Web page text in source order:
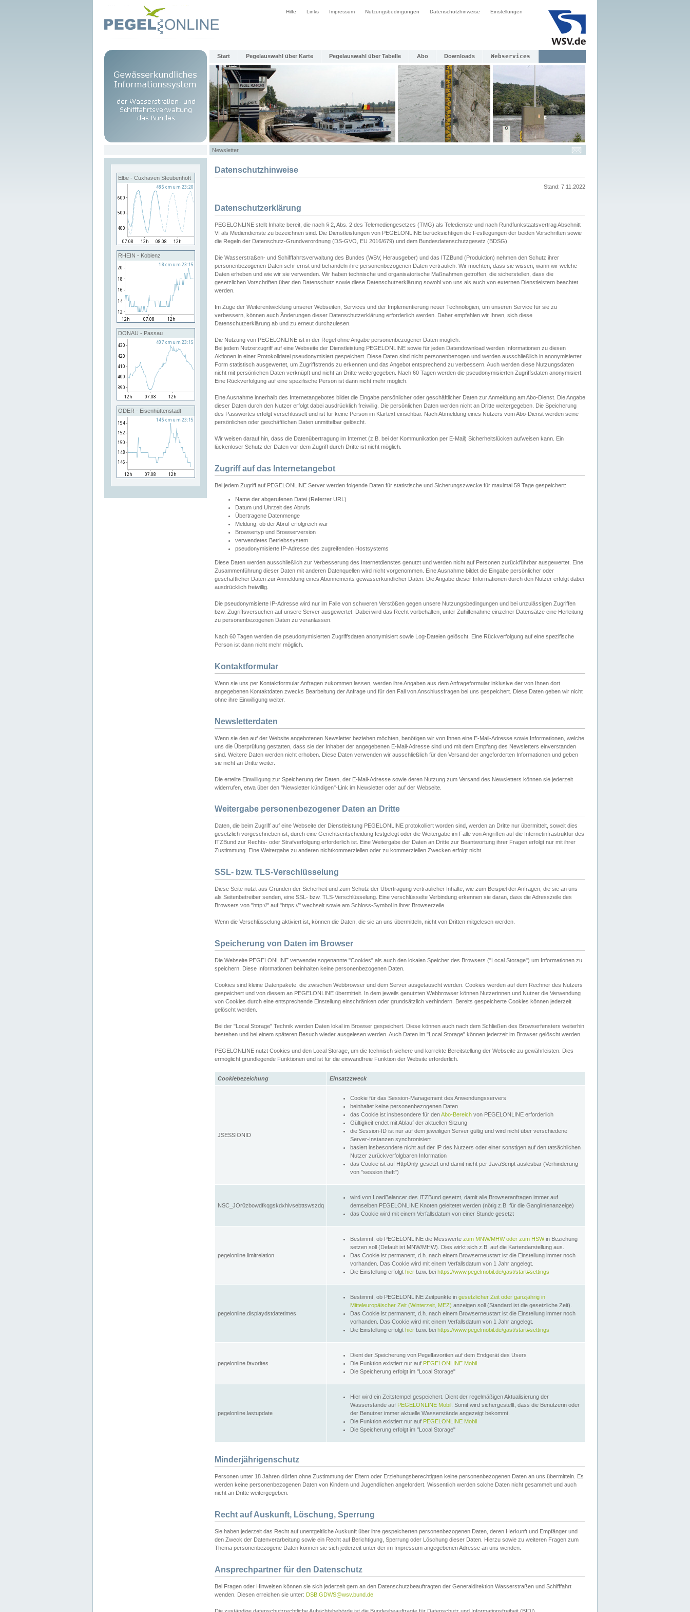
Hilfe Links Impressum Nutzungsbedingungen Datenschutzhinweise Einstellungen
Start Pegelauswahl über Karte Pegelauswahl über Tabelle Abo Downloads Webservices
Newsletter
Elbe - Cuxhaven Steubenhöft
RHEIN - Koblenz
DONAU - Passau
ODER - Eisenhüttenstadt
Datenschutzhinweise
Stand: 7.11.2022
Datenschutzerklärung
PEGELONLINE stellt Inhalte bereit, die nach § 2, Abs. 2 des Telemediengesetzes (TMG) als Teledienste und nach Rundfunkstaatsvertrag Abschnitt
VI als Mediendienste zu bezeichnen sind. Die Dienstleistungen von PEGELONLINE berücksichtigen die Festlegungen der beiden Vorschriften sowie
die Regeln der Datenschutz-Grundverordnung (DS-GVO, EU 2016/679) und dem Bundesdatenschutzgesetz (BDSG).
Die Wasserstraßen- und Schifffahrtsverwaltung des Bundes (WSV, Herausgeber) und das ITZBund (Produktion) nehmen den Schutz ihrer
personenbezogenen Daten sehr ernst und behandeln ihre personenbezogenen Daten vertraulich. Wir möchten, dass sie wissen, wann wir welche
Daten erheben und wie wir sie verwenden. Wir haben technische und organisatorische Maßnahmen getroffen, die sicherstellen, dass die
gesetzlichen Vorschriften über den Datenschutz sowie diese Datenschutzerklärung sowohl von uns als auch von externen Dienstleistern beachtet
werden.
Im Zuge der Weiterentwicklung unserer Webseiten, Services und der Implementierung neuer Technologien, um unseren Service für sie zu
verbessern, können auch Änderungen dieser Datenschutzerklärung erforderlich werden. Daher empfehlen wir Ihnen, sich diese
Datenschutzerklärung ab und zu erneut durchzulesen.
Die Nutzung von PEGELONLINE ist in der Regel ohne Angabe personenbezogener Daten möglich.
Bei jedem Nutzerzugriff auf eine Webseite der Dienstleistung PEGELONLINE sowie für jeden Datendownload werden Informationen zu diesen
Aktionen in einer Protokolldatei pseudonymisiert gespeichert. Diese Daten sind nicht personenbezogen und werden ausschließlich in anonymisierter
Form statistisch ausgewertet, um Zugriffstrends zu erkennen und das Angebot entsprechend zu verbessern. Auch werden diese Nutzungsdaten
nicht mit persönlichen Daten verknüpft und nicht an Dritte weitergegeben. Nach 60 Tagen werden die pseudonymisierten Zugriffsdaten anonymisiert.
Eine Rückverfolgung auf eine spezifische Person ist dann nicht mehr möglich.
Eine Ausnahme innerhalb des Internetangebotes bildet die Eingabe persönlicher oder geschäftlicher Daten zur Anmeldung am Abo-Dienst. Die Angabe
dieser Daten durch den Nutzer erfolgt dabei ausdrücklich freiwillig. Die persönlichen Daten werden nicht an Dritte weitergegeben. Die Speicherung
des Passwortes erfolgt verschlüsselt und ist für keine Person im Klartext einsehbar. Nach Abmeldung eines Nutzers vom Abo-Dienst werden seine
persönlichen oder geschäftlichen Daten unmittelbar gelöscht.
Wir weisen darauf hin, dass die Datenübertragung im Internet (z.B. bei der Kommunikation per E-Mail) Sicherheitslücken aufweisen kann. Ein
lückenloser Schutz der Daten vor dem Zugriff durch Dritte ist nicht möglich.
Zugriff auf das Internetangebot
Bei jedem Zugriff auf PEGELONLINE Server werden folgende Daten für statistische und Sicherungszwecke für maximal 59 Tage gespeichert:
Name der abgerufenen Datei (Referrer URL)
Datum und Uhrzeit des Abrufs
Übertragene Datenmenge
Meldung, ob der Abruf erfolgreich war
Browsertyp und Browserversion
verwendetes Betriebssystem
pseudonymisierte IP-Adresse des zugreifenden Hostsystems
Diese Daten werden ausschließlich zur Verbesserung des Internetdienstes genutzt und werden nicht auf Personen zurückführbar ausgewertet. Eine
Zusammenführung dieser Daten mit anderen Datenquellen wird nicht vorgenommen. Eine Ausnahme bildet die Eingabe persönlicher oder
geschäftlicher Daten zur Anmeldung eines Abonnements gewässerkundlicher Daten. Die Angabe dieser Informationen durch den Nutzer erfolgt dabei
ausdrücklich freiwillig.
Die pseudonymisierte IP-Adresse wird nur im Falle von schweren Verstößen gegen unsere Nutzungsbedingungen und bei unzulässigen Zugriffen
bzw. Zugriffsversuchen auf unsere Server ausgewertet. Dabei wird das Recht vorbehalten, unter Zuhilfenahme einzelner Datensätze eine Herleitung
zu personenbezogenen Daten zu veranlassen.
Nach 60 Tagen werden die pseudonymisierten Zugriffsdaten anonymisiert sowie Log-Dateien gelöscht. Eine Rückverfolgung auf eine spezifische
Person ist dann nicht mehr möglich.
Kontaktformular
Wenn sie uns per Kontaktformular Anfragen zukommen lassen, werden ihre Angaben aus dem Anfrageformular inklusive der von Ihnen dort
angegebenen Kontaktdaten zwecks Bearbeitung der Anfrage und für den Fall von Anschlussfragen bei uns gespeichert. Diese Daten geben wir nicht
ohne ihre Einwilligung weiter.
Newsletterdaten
Wenn sie den auf der Website angebotenen Newsletter beziehen möchten, benötigen wir von Ihnen eine E-Mail-Adresse sowie Informationen, welche
uns die Überprüfung gestatten, dass sie der Inhaber der angegebenen E-Mail-Adresse sind und mit dem Empfang des Newsletters einverstanden
sind. Weitere Daten werden nicht erhoben. Diese Daten verwenden wir ausschließlich für den Versand der angeforderten Informationen und geben
sie nicht an Dritte weiter.
Die erteilte Einwilligung zur Speicherung der Daten, der E-Mail-Adresse sowie deren Nutzung zum Versand des Newsletters können sie jederzeit
widerrufen, etwa über den "Newsletter kündigen"-Link im Newsletter oder auf der Webseite.
Weitergabe personenbezogener Daten an Dritte
Daten, die beim Zugriff auf eine Webseite der Dienstleistung PEGELONLINE protokolliert worden sind, werden an Dritte nur übermittelt, soweit dies
gesetzlich vorgeschrieben ist, durch eine Gerichtsentscheidung festgelegt oder die Weitergabe im Falle von Angriffen auf die Internetinfrastruktur des
ITZBund zur Rechts- oder Strafverfolgung erforderlich ist. Eine Weitergabe der Daten an Dritte zur Beantwortung ihrer Fragen erfolgt nur mit ihrer
Zustimmung. Eine Weitergabe zu anderen nichtkommerziellen oder zu kommerziellen Zwecken erfolgt nicht.
SSL- bzw. TLS-Verschlüsselung
Diese Seite nutzt aus Gründen der Sicherheit und zum Schutz der Übertragung vertraulicher Inhalte, wie zum Beispiel der Anfragen, die sie an uns
als Seitenbetreiber senden, eine SSL- bzw. TLS-Verschlüsselung. Eine verschlüsselte Verbindung erkennen sie daran, dass die Adresszeile des
Browsers von "http://" auf "https://" wechselt sowie am Schloss-Symbol in ihrer Browserzeile.
Wenn die Verschlüsselung aktiviert ist, können die Daten, die sie an uns übermitteln, nicht von Dritten mitgelesen werden.
Speicherung von Daten im Browser
Die Webseite PEGELONLINE verwendet sogenannte "Cookies" als auch den lokalen Speicher des Browsers ("Local Storage") um Informationen zu
speichern. Diese Informationen beinhalten keine personenbezogenen Daten.
Cookies sind kleine Datenpakete, die zwischen Webbrowser und dem Server ausgetauscht werden. Cookies werden auf dem Rechner des Nutzers
gespeichert und von diesem an PEGELONLINE übermittelt. In dem jeweils genutzten Webbrowser können Nutzerinnen und Nutzer die Verwendung
von Cookies durch eine entsprechende Einstellung einschränken oder grundsätzlich verhindern. Bereits gespeicherte Cookies können jederzeit
gelöscht werden.
Bei der "Local Storage" Technik werden Daten lokal im Browser gespeichert. Diese können auch nach dem Schließen des Browserfensters weiterhin
bestehen und bei einem späteren Besuch wieder ausgelesen werden. Auch Daten im "Local Storage" können jederzeit im Browser gelöscht werden.
PEGELONLINE nutzt Cookies und den Local Storage, um die technisch sichere und korrekte Bereitstellung der Webseite zu gewährleisten. Dies
ermöglicht grundlegende Funktionen und ist für die einwandfreie Funktion der Website erforderlich.
Cookiebezeichung Einsatzzweck
JSESSIONID
Cookie für das Session-Management des Anwendungsservers
beinhaltet keine personenbezogenen Daten
das Cookie ist insbesondere für denAbo-Bereich von PEGELONLINE erforderlich
Gültigkeit endet mit Ablauf der aktuellen Sitzung
die Session-ID ist nur auf dem jeweiligen Server gültig und wird nicht über verschiedene
Server-Instanzen synchronisiert
basiert insbesondere nicht auf der IP des Nutzers oder einer sonstigen auf den tatsächlichen
Nutzer zurückverfolgbaren Information
das Cookie ist auf HttpOnly gesetzt und damit nicht per JavaScript auslesbar (Verhinderung
von "session theft")
NSC_JOr0zbowdfkqgskdxhlvsebttswszdq
wird von LoadBalancer des ITZBund gesetzt, damit alle Browseranfragen immer auf
demselben PEGELONLINE Knoten geleitetet werden (nötig z.B. für die Ganglinienanzeige)
das Cookie wird mit einem Verfallsdatum von einer Stunde gesetzt
pegelonline.limitrelation
Bestimmt, ob PEGELONLINE die Messwerte zum MNW/MHW oder zum HSWin Beziehung
setzen soll (Default ist MNW/MHW). Dies wirkt sich z.B. auf die Kartendarstellung aus.
Das Cookie ist permanent, d.h. nach einem Browserneustart ist die Einstellung immer noch
vorhanden. Das Cookie wird mit einem Verfallsdatum von 1 Jahr angelegt.
Die Einstellung erfolgt hier bzw. bei https://www.pegelmobil.de/gast/start#settings
pegelonline.displaydstdatetimes
Bestimmt, ob PEGELONLINE Zeitpunkte in gesetzlicher Zeit oder ganzjährig in
Mitteleuropäischer Zeit (Winterzeit, MEZ) anzeigen soll (Standard ist die gesetzliche Zeit).
Das Cookie ist permanent, d.h. nach einem Browserneustart ist die Einstellung immer noch
vorhanden. Das Cookie wird mit einem Verfallsdatum von 1 Jahr angelegt.
Die Einstellung erfolgt hier bzw. bei https://www.pegelmobil.de/gast/start#settings
pegelonline.favorites
Dient der Speicherung von Pegelfavoriten auf dem Endgerät des Users
Die Funktion existiert nur auf PEGELONLINE Mobil
Die Speicherung erfolgt im "Local Storage"
pegelonline.lastupdate
Hier wird ein Zeitstempel gespeichert. Dient der regelmäßigen Aktualisierung der
Wasserstände auf PEGELONLINE Mobil . Somit wird sichergestellt, dass die Benutzerin oder
der Benutzer immer aktuelle Wasserstände angezeigt bekommt.
Die Funktion existiert nur auf PEGELONLINE Mobil
Die Speicherung erfolgt im "Local Storage"
Minderjährigenschutz
Personen unter 18 Jahren dürfen ohne Zustimmung der Eltern oder Erziehungsberechtigten keine personenbezogenen Daten an uns übermitteln. Es
werden keine personenbezogenen Daten von Kindern und Jugendlichen angefordert. Wissentlich werden solche Daten nicht gesammelt und auch
nicht an Dritte weitergegeben.
Recht auf Auskunft, Löschung, Sperrung
Sie haben jederzeit das Recht auf unentgeltliche Auskunft über ihre gespeicherten personenbezogenen Daten, deren Herkunft und Empfänger und
den Zweck der Datenverarbeitung sowie ein Recht auf Berichtigung, Sperrung oder Löschung dieser Daten. Hierzu sowie zu weiteren Fragen zum
Thema personenbezogene Daten können sie sich jederzeit unter der im Impressum angegebenen Adresse an uns wenden.
Ansprechpartner für den Datenschutz
Bei Fragen oder Hinweisen können sie sich jederzeit gern an den Datenschutzbeauftragten der Generaldirektion Wasserstraßen und Schifffahrt
wenden. Diesen erreichen sie unter: DSB.GDWS@wsv.bund.de